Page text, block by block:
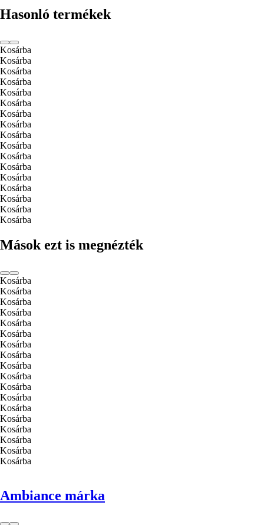
Hasonló termékek
Kosárba
Kosárba
Kosárba
Kosárba
Kosárba
Kosárba
Kosárba
Kosárba
Kosárba
Kosárba
Kosárba
Kosárba
Kosárba
Kosárba
Kosárba
Kosárba
Kosárba
Mások ezt is megnézték
Kosárba
Kosárba
Kosárba
Kosárba
Kosárba
Kosárba
Kosárba
Kosárba
Kosárba
Kosárba
Kosárba
Kosárba
Kosárba
Kosárba
Kosárba
Kosárba
Kosárba
Kosárba
Ambiance márka